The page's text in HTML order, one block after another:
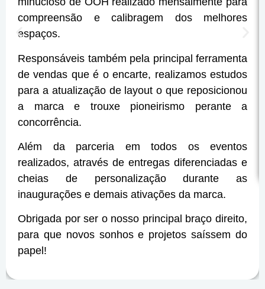
compreensão e calibragem dos melhores
espaços.
Responsáveis também pela principal ferramenta
de vendas que é o encarte, realizamos estudos
para a atualização de layout o que reposicionou
a marca e trouxe pioneirismo perante a
concorrência.
Além da parceria em todos os eventos
realizados, através de entregas diferenciadas e
cheias de personalização durante as
inaugurações e demais ativações da marca.
Obrigada por ser o nosso principal braço direito,
para que novos sonhos e projetos saíssem do
papel!